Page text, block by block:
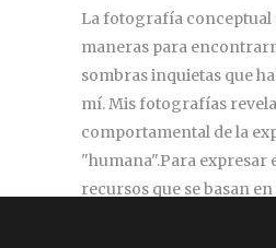
La fotografía conceptual
maneras para
sombras inquietas que
mí. Mis fotografías
comportamental de la
"humana".Para expresar
recursos que se basan